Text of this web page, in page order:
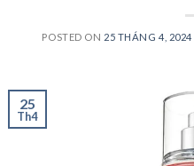
POSTED ON 25 THÁNG 4, 2024
25
Th4